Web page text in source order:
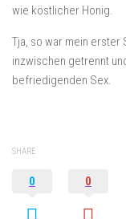
wie köstlicher Honig.
Tja, so war mein erster
inzwischen getrennt
befriedigenden Sex.
SHARE
0 0